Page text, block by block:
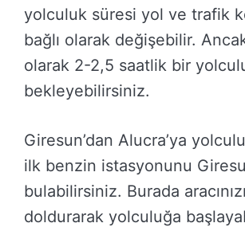
yolculuk süresi yol ve trafik
bağlı olarak değişebilir.
olarak 2-2,5 saatlik bir
bekleyebilirsiniz.
Giresun’dan Alucra’ya
ilk benzin istasyonunu
bulabilirsiniz. Burada
doldurarak yolculuğa